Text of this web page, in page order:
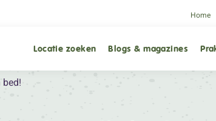
Home
Locatie zoeken Blogs & magazines
bed!